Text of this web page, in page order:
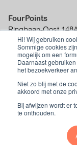
Hi! Wij gebruiken
Sommige cookies
mogelijk om een
Daarnaast
het bezoekverkeer
Niet zo blij met de
akkoord met onze
Bij afwijzen wordt er
te onthouden.
FourPoints
Ringbaan-Oost
info@fourpoints.nl|
voorwaarden